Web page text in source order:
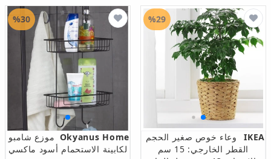
IKEA
وعاء خوص صغير الحجم
القطر الخارجي: 15 سم
%29
Okyanus Home موزع شامبو
لكابينة الاستحمام أسود ماكسي
%30